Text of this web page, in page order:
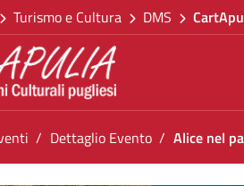
Turismo e Cultura DMS
Dettaglio Evento Alice nel